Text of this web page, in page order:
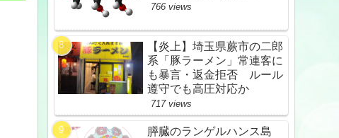
766 views
【炎上】埼玉県蕨市の二郎
系「豚ラーメン」常連客に
も暴言・返金拒否 ルール
遵守でも高圧対応か
717 views
膵臓のランゲルハンス島